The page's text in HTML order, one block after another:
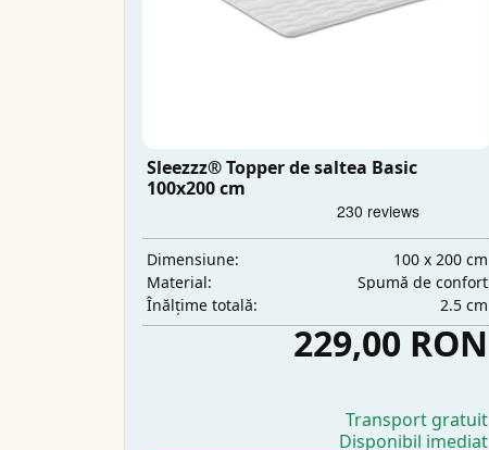
Sleezzz® Topper de saltea Basic
100x200 cm
Dimensiune:
100 x 200 cm
Material:
Spumă de confort
Înălțime totală:
2.5 cm
229,00 RON
Transport gratuit
Disponibil imediat